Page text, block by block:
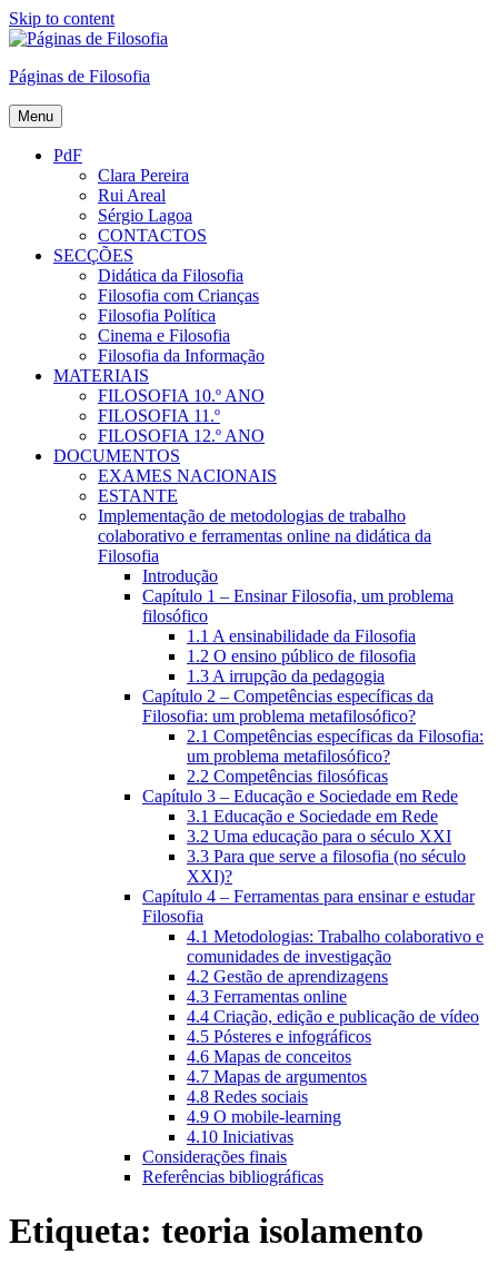
Skip to content
Páginas de Filosofia
Menu
PdF
Clara Pereira
Rui Areal
Sérgio Lagoa
CONTACTOS
SECÇÕES
Didática da Filosofia
Filosofia com Crianças
Filosofia Política
Cinema e Filosofia
Filosofia da Informação
MATERIAIS
FILOSOFIA 10.º ANO
FILOSOFIA 11.º
FILOSOFIA 12.º ANO
DOCUMENTOS
EXAMES NACIONAIS
ESTANTE
Implementação de metodologias de trabalho
colaborativo e ferramentas online na didática da
Filosofia
Introdução
Capítulo 1 – Ensinar Filosofia, um problema
filosófico
1.1 A ensinabilidade da Filosofia
1.2 O ensino público de filosofia
1.3 A irrupção da pedagogia
Capítulo 2 – Competências específicas da
Filosofia: um problema metafilosófico?
2.1 Competências específicas da Filosofia:
um problema metafilosófico?
2.2 Competências filosóficas
Capítulo 3 – Educação e Sociedade em Rede
3.1 Educação e Sociedade em Rede
3.2 Uma educação para o século XXI
3.3 Para que serve a filosofia (no século
XXI)?
Capítulo 4 – Ferramentas para ensinar e estudar
Filosofia
4.1 Metodologias: Trabalho colaborativo e
comunidades de investigação
4.2 Gestão de aprendizagens
4.3 Ferramentas online
4.4 Criação, edição e publicação de vídeo
4.5 Pósteres e infográficos
4.6 Mapas de conceitos
4.7 Mapas de argumentos
4.8 Redes sociais
4.9 O mobile-learning
4.10 Iniciativas
Considerações finais
Referências bibliográficas
Etiqueta: teoria isolamento